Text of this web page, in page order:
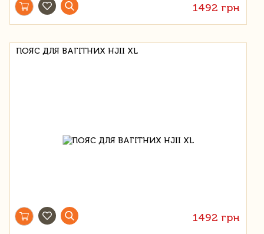
1492 грн
ПОЯС ДЛЯ ВАГІТНИХ HJII XL
1492 грн